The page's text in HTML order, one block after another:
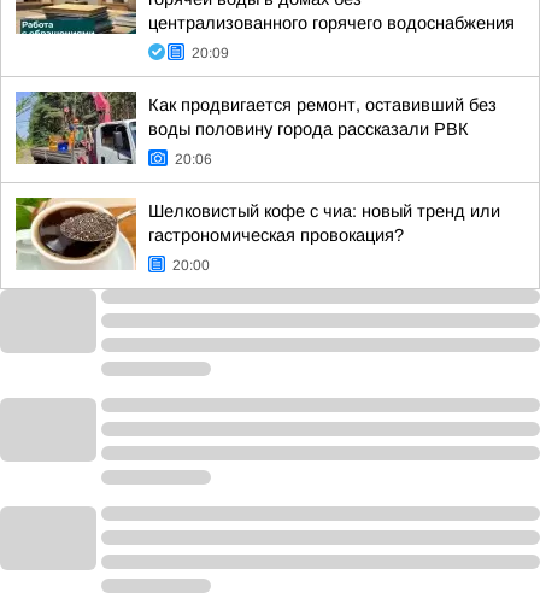
централизованного горячего водоснабжения
20:09
Как продвигается ремонт, оставивший без
воды половину города рассказали РВК
20:06
Шелковистый кофе с чиа: новый тренд или
гастрономическая провокация?
20:00